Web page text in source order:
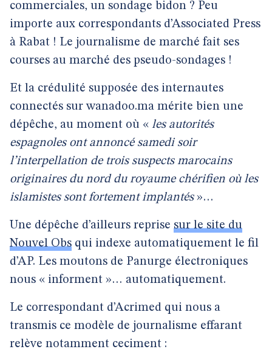
commerciales, un sondage bidon ? Peu
importe aux correspondants d’Associated Press
à Rabat ! Le journalisme de marché fait ses
courses au marché des pseudo-sondages !
Et la crédulité supposée des internautes
connectés sur wanadoo.ma mérite bien une
dépêche, au moment où « les autorités
espagnoles ont annoncé samedi soir
l’interpellation de trois suspects marocains
originaires du nord du royaume chérifien où les
islamistes sont fortement implantés»…
Une dépêche d’ailleurs reprise sur le site du
Nouvel Obs qui indexe automatiquement le fil
d’AP. Les moutons de Panurge électroniques
nous « informent »… automatiquement.
Le correspondant d’Acrimed qui nous a
transmis ce modèle de journalisme effarant
relève notamment ceciment :